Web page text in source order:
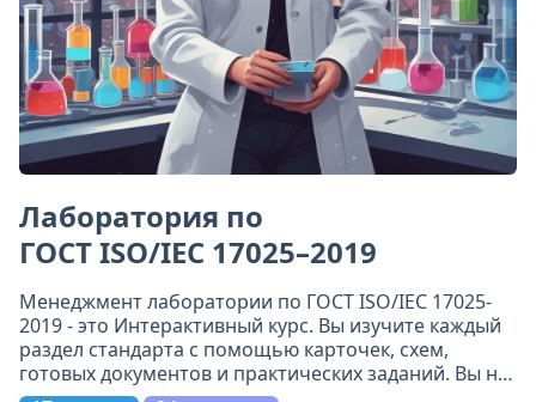
Лаборатория по
ГОСТ ISO/IEC 17025–2019
Менеджмент лаборатории по ГОСТ ISO/IEC 17025-
2019 - это Интерактивный курс. Вы изучите каждый
раздел стандарта с помощью карточек, схем,
готовых документов и практических заданий. Вы не